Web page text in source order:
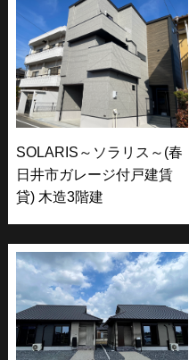
SOLARIS～ソラリス～(春
日井市ガレージ付戸建賃
貸) 木造3階建